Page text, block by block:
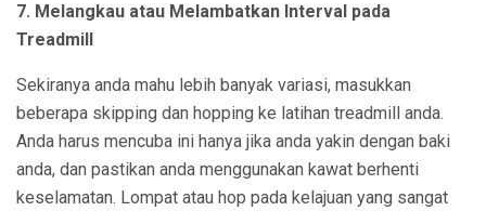
7. Melangkau atau Melambatkan Interval pada
Treadmill
Sekiranya anda mahu lebih banyak variasi, masukkan
beberapa skipping dan hopping ke latihan treadmill anda.
Anda harus mencuba ini hanya jika anda yakin dengan baki
anda, dan pastikan anda menggunakan kawat berhenti
keselamatan. Lompat atau hop pada kelajuan yang sangat